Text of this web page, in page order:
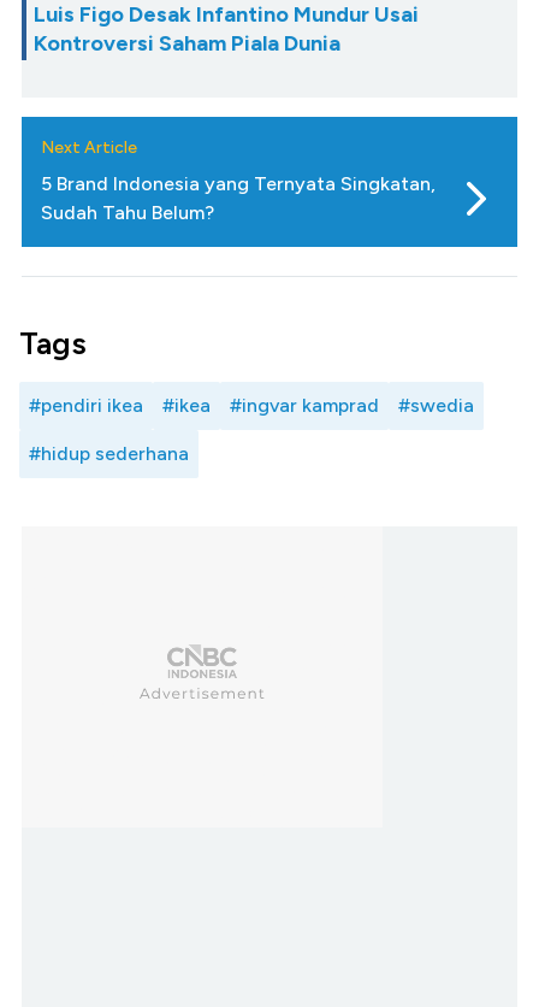
Luis Figo Desak Infantino Mundur Usai
Kontroversi Saham Piala Dunia
Next Article
5 Brand Indonesia yang Ternyata Singkatan,
Sudah Tahu Belum?
Tags
#pendiri ikea #ikea #ingvar kamprad #swedia
#hidup sederhana